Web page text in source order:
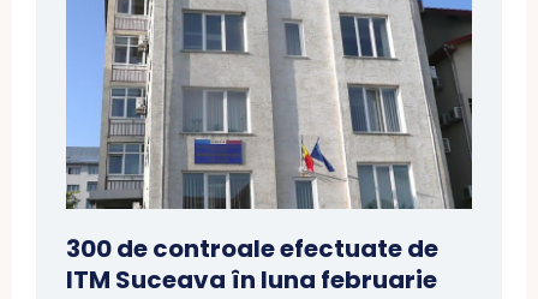
300 de controale efectuate de
ITM Suceava în luna februarie